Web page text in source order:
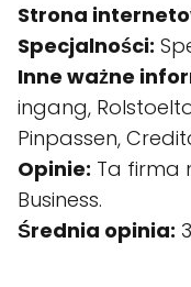
Strona
Specjalności:
Inne ważne
ingang,
Pinpassen,
Opinie: Ta firma
Business.
Średnia opinia: